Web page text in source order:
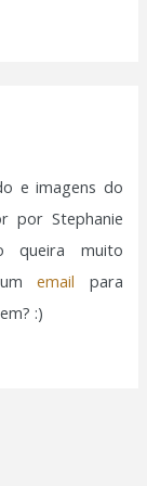
e imagens do
por Stephanie
queira muito
umemail para
:)